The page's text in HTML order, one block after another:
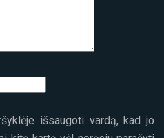
išsaugoti vardą, kad jo